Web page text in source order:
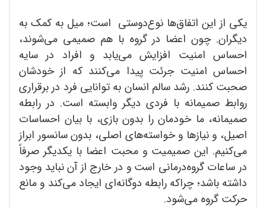
یکی از این اتفاق‌ها نوع‌دوستی است؛ میل به کمک به
دیگران. چون اعضا در گروه با هم صمیمی می‌شوند،
احساس امنیت افزایش می‌یابد و افراد در سایه
احساس امنیت جرئت پیدا می‌کنند که از خودشان
صحبت کنند. رشد سالم انسان به توانایی فرد در برقراری
روابط صمیمانه با فردی دیگر وابسته است. در رابطه
صمیمانه، ما خودمان را بدون بازی، با بیان احساسات
اصیل، و نیازها و خواسته‌های اصلی، بدون سانسور ابراز
می‌کنیم. این صمیمیت و محبت اعضا با یکدیگر صرفاً
در ساعات گروه‌درمانی است و در خارج از آن نباید وجود
داشته باشد؛ چراکه رابطه دوگانه‌ای ایجاد می‌کند و مانع
حرکت گروه می‌شود.